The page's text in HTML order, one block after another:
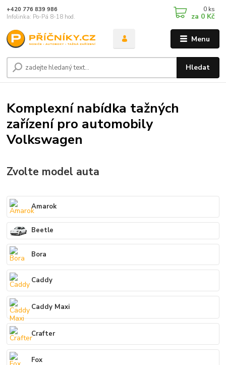
Menu
Hledat
+420 776 839 986
Infolinka: Po-Pá 8-18 hod.
0 ks
za 0 Kč
Komplexní nabídka tažných
zařízení pro automobily
Volkswagen
Zvolte model auta
Amarok
Beetle
Bora
Caddy
Caddy Maxi
Crafter
Fox